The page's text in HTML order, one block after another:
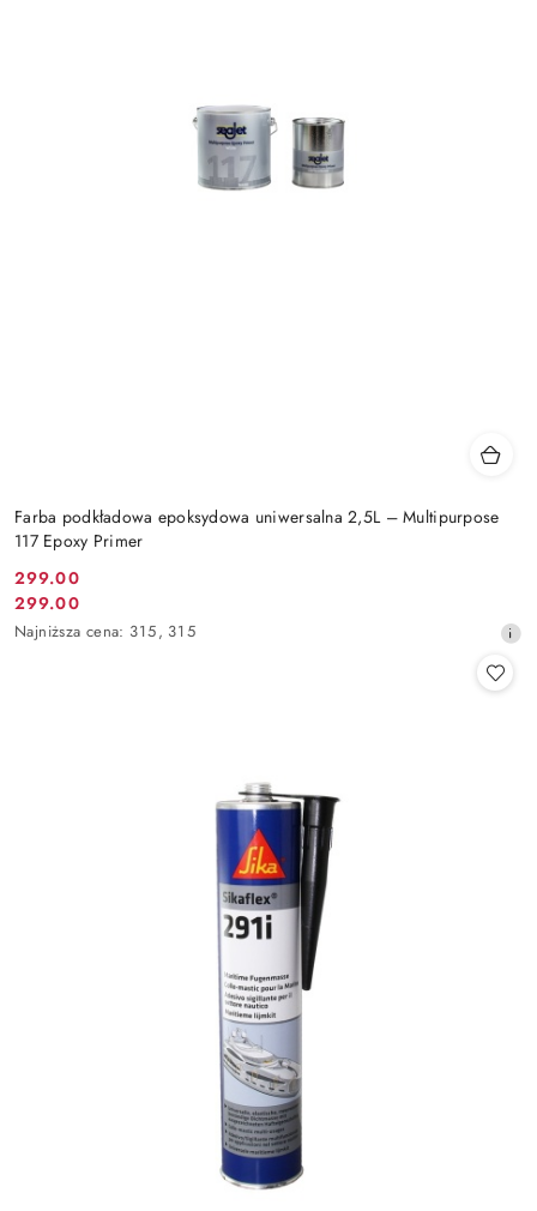
Farba podkładowa epoksydowa uniwersalna 2,5L – Multipurpose
117 Epoxy Primer
Cena
promocyjna:
299.00
Cena
promocyjna:
299.00
Najniższa
Najniższa cena: 315, 315